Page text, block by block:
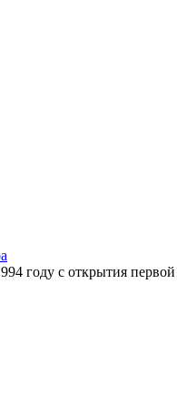
году с открытия